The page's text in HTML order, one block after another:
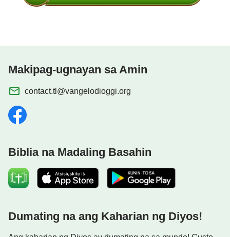
Makipag-ugnayan sa Amin
contact.tl@vangelodioggi.org
Biblia na Madaling Basahin
Dumating na ang Kaharian ng Diyos!